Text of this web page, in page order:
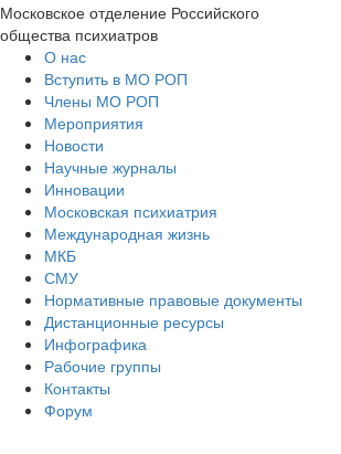
Московское отделение Российского
общества психиатров
О нас
Вступить в МО РОП
Члены МО РОП
Мероприятия
Новости
Научные журналы
Инновации
Московская психиатрия
Международная жизнь
МКБ
СМУ
Нормативные правовые документы
Дистанционные ресурсы
Инфографика
Рабочие группы
Контакты
Форум